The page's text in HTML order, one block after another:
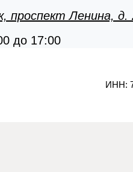
проспект Ленина,
до 17:00
ИНН: